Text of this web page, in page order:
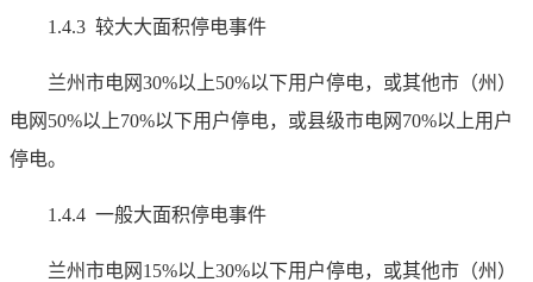
1.4.3 较大大面积停电事件
兰州市电网30%以上50%以下用户停电，或其他市（州）
电网50%以上70%以下用户停电，或县级市电网70%以上用户
停电。
1.4.4 一般大面积停电事件
兰州市电网15%以上30%以下用户停电，或其他市（州）